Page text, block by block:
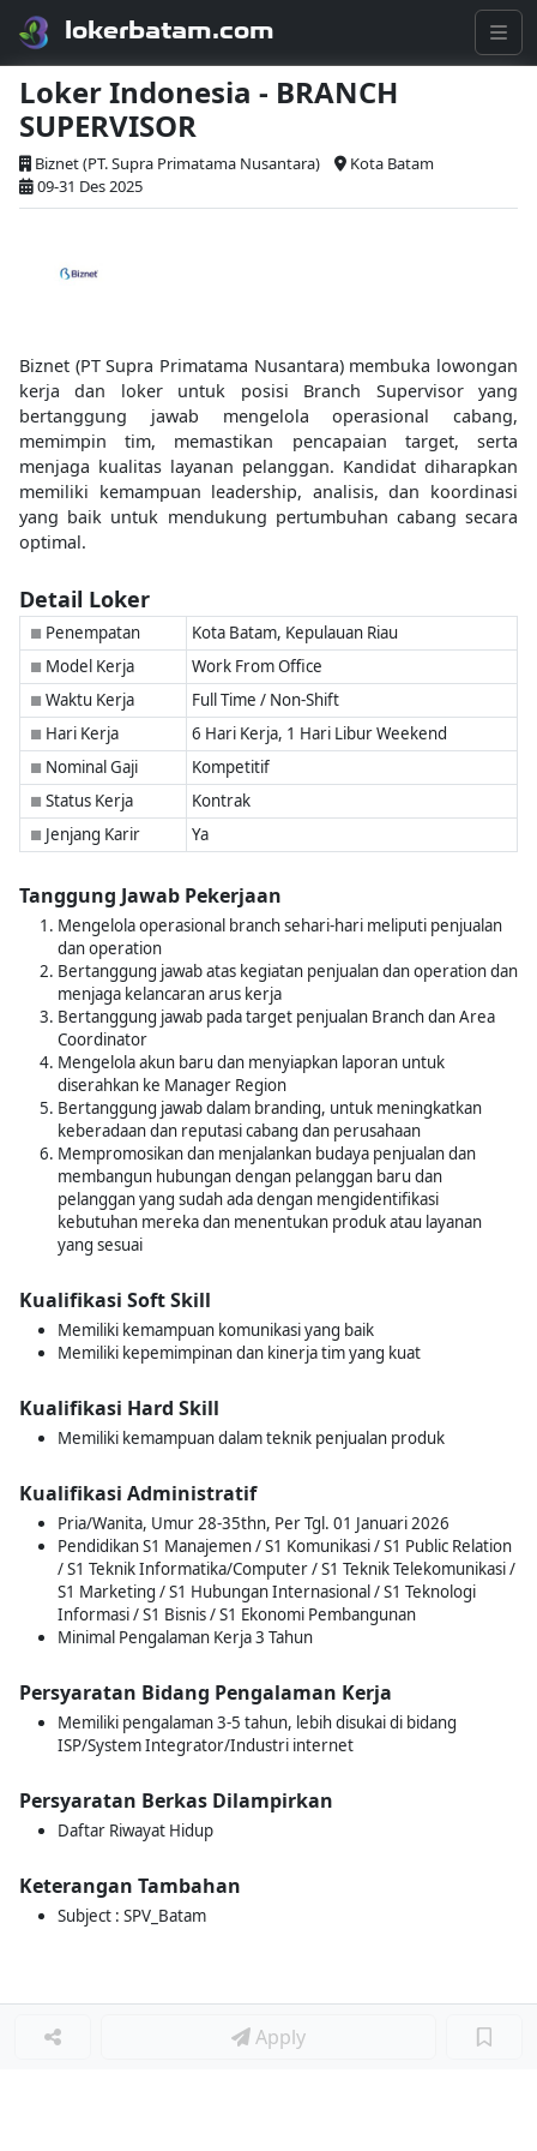
lokerbatam.com
Loker Indonesia - BRANCH
SUPERVISOR
Biznet (PT. Supra Primatama Nusantara)
Kota Batam
09-31 Des 2025
Biznet (PT Supra Primatama Nusantara) membuka lowongan
kerja dan loker untuk posisi Branch Supervisor yang
bertanggung jawab mengelola operasional cabang,
memimpin tim, memastikan pencapaian target, serta
menjaga kualitas layanan pelanggan. Kandidat diharapkan
memiliki kemampuan leadership, analisis, dan koordinasi
yang baik untuk mendukung pertumbuhan cabang secara
optimal.
Detail Loker
■ Penempatan Kota Batam, Kepulauan Riau
■ Model Kerja Work From Office
■ Waktu Kerja Full Time / Non-Shift
■ Hari Kerja 6 Hari Kerja, 1 Hari Libur Weekend
■ Nominal Gaji Kompetitif
■ Status Kerja Kontrak
■ Jenjang Karir Ya
Tanggung Jawab Pekerjaan
Mengelola operasional branch sehari-hari meliputi penjualan
dan operation
Bertanggung jawab atas kegiatan penjualan dan operation dan
menjaga kelancaran arus kerja
Bertanggung jawab pada target penjualan Branch dan Area
Coordinator
Mengelola akun baru dan menyiapkan laporan untuk
diserahkan ke Manager Region
Bertanggung jawab dalam branding, untuk meningkatkan
keberadaan dan reputasi cabang dan perusahaan
Mempromosikan dan menjalankan budaya penjualan dan
membangun hubungan dengan pelanggan baru dan
pelanggan yang sudah ada dengan mengidentifikasi
kebutuhan mereka dan menentukan produk atau layanan
yang sesuai
Kualifikasi Soft Skill
Memiliki kemampuan komunikasi yang baik
Memiliki kepemimpinan dan kinerja tim yang kuat
Kualifikasi Hard Skill
Memiliki kemampuan dalam teknik penjualan produk
Kualifikasi Administratif
Pria/Wanita, Umur 28-35thn, Per Tgl. 01 Januari 2026
Pendidikan S1 Manajemen / S1 Komunikasi / S1 Public Relation
/ S1 Teknik Informatika/Computer / S1 Teknik Telekomunikasi /
S1 Marketing / S1 Hubungan Internasional / S1 Teknologi
Informasi / S1 Bisnis / S1 Ekonomi Pembangunan
Minimal Pengalaman Kerja 3 Tahun
Persyaratan Bidang Pengalaman Kerja
Memiliki pengalaman 3-5 tahun, lebih disukai di bidang
ISP/System Integrator/Industri internet
Persyaratan Berkas Dilampirkan
Daftar Riwayat Hidup
Keterangan Tambahan
Subject : SPV_Batam
Apply